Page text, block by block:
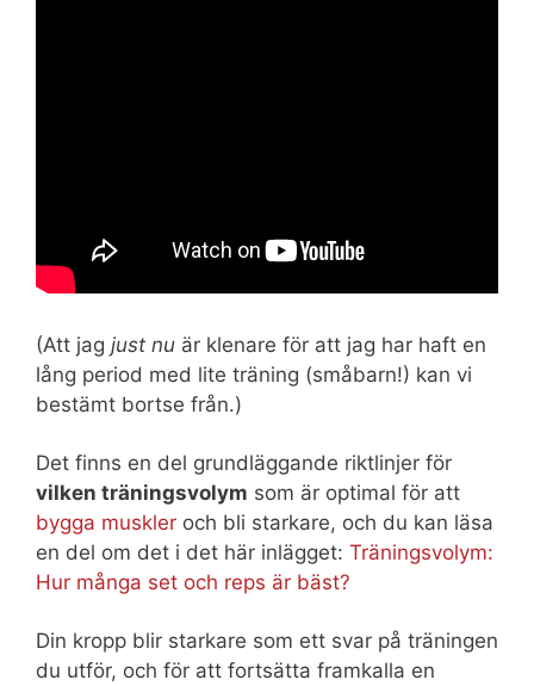
(Att jag just nu är klenare för att jag har haft en
lång period med lite träning (småbarn!) kan vi
bestämt bortse från.)
Det finns en del grundläggande riktlinjer för
vilken träningsvolym som är optimal för att
bygga muskler och bli starkare, och du kan läsa
en del om det i det här inlägget: Träningsvolym:
Hur många set och reps är bäst?
Din kropp blir starkare som ett svar på träningen
du utför, och för att fortsätta framkalla en